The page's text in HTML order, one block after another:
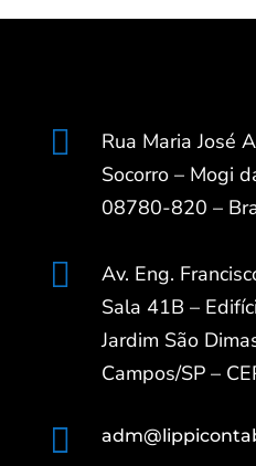

Rua Maria José
Socorro – Mogi
08780-820 –

Av. Eng.
Sala 41B –
Jardim São
Campos/SP –
